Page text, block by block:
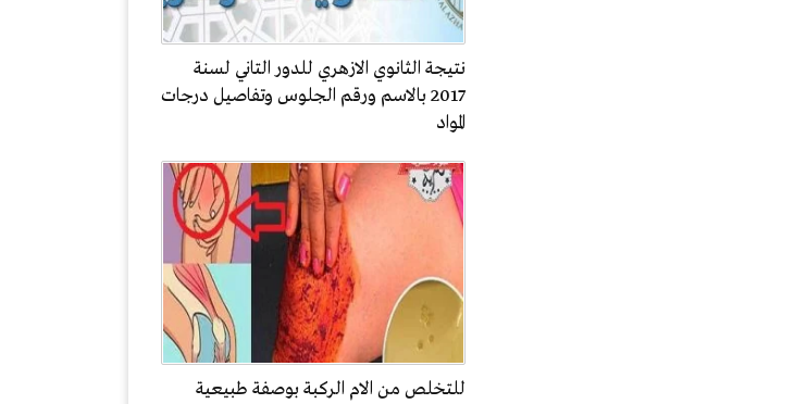
نتيجة الثانوي الازهري للدور التاني لسنة
2017 بالاسم ورقم الجلوس وتفاصيل درجات
المواد
للتخلص من الام الركبة بوصفة طبيعية